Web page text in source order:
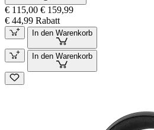
€ 115,00 € 159,99
€ 44,99 Rabatt
In den Warenkorb
In den Warenkorb